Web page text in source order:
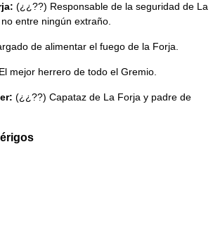
(¿¿??) Responsable de la seguridad de La
entre ningún extraño.
de alimentar el fuego de la Forja.
mejor herrero de todo el Gremio.
(¿¿??) Capataz de La Forja y padre de